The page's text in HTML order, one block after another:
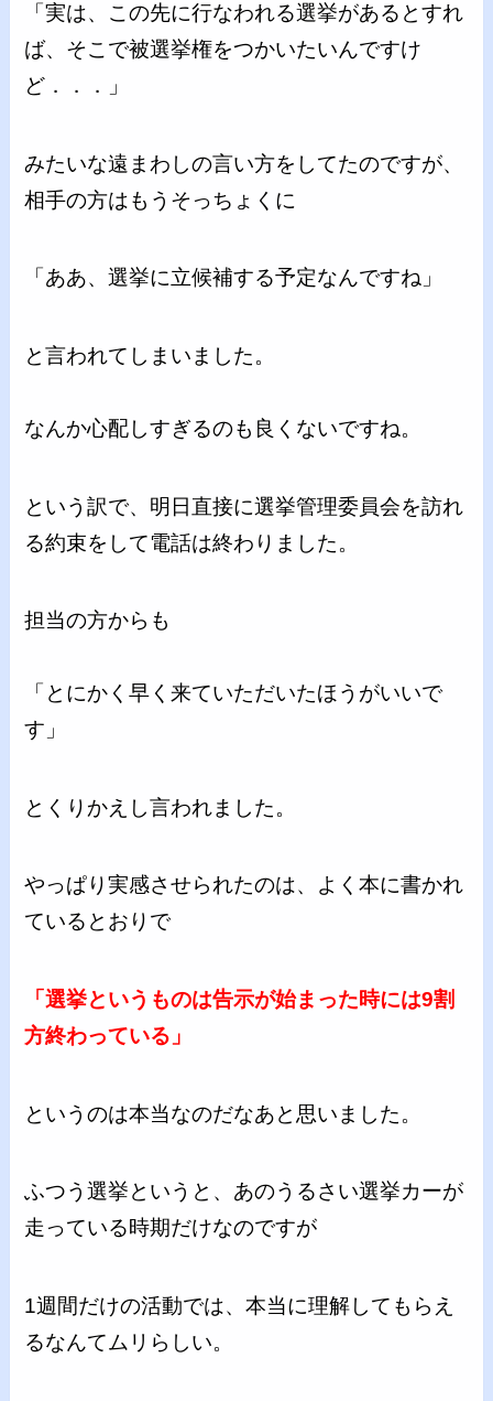
「実は、この先に行なわれる選挙があるとすれ
ば、そこで被選挙権をつかいたいんですけ
ど．．．」
みたいな遠まわしの言い方をしてたのですが、
相手の方はもうそっちょくに
「ああ、選挙に立候補する予定なんですね」
と言われてしまいました。
なんか心配しすぎるのも良くないですね。
という訳で、明日直接に選挙管理委員会を訪れ
る約束をして電話は終わりました。
担当の方からも
「とにかく早く来ていただいたほうがいいで
す」
とくりかえし言われました。
やっぱり実感させられたのは、よく本に書かれ
ているとおりで
「選挙というものは告示が始まった時には9割
方終わっている」
というのは本当なのだなあと思いました。
ふつう選挙というと、あのうるさい選挙カーが
走っている時期だけなのですが
1週間だけの活動では、本当に理解してもらえ
るなんてムリらしい。